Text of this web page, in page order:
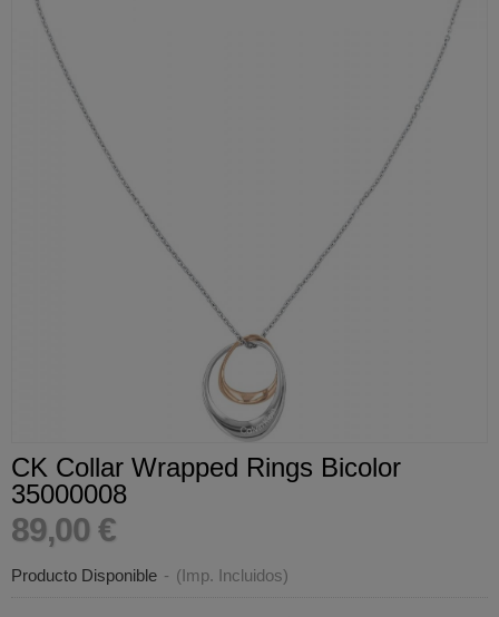
CK Collar Wrapped Rings Bicolor
35000008
89,00 €
Producto Disponible - (Imp. Incluidos)